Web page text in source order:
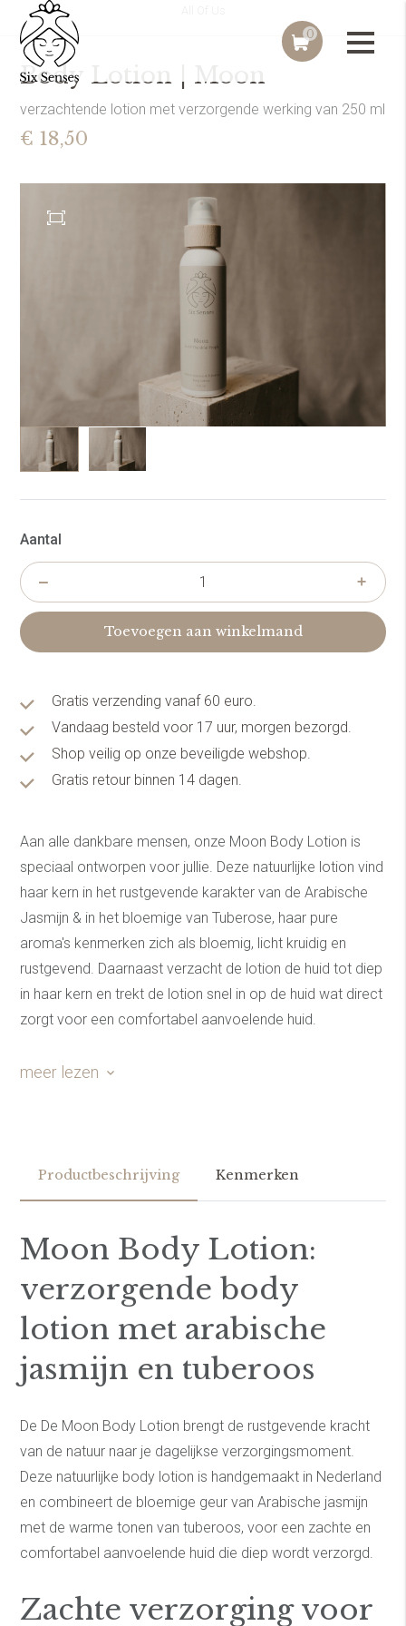
0
Body Lotion | Moon
verzachtende lotion met verzorgende werking van 250 ml
€ 18,50
Aantal
Toevoegen aan winkelmand
Gratis verzending vanaf 60 euro.
Vandaag besteld voor 17 uur, morgen bezorgd.
Shop veilig op onze beveiligde webshop.
Gratis retour binnen 14 dagen.
Aan alle dankbare mensen, onze Moon Body Lotion is
speciaal ontworpen voor jullie. Deze natuurlijke lotion vind
haar kern in het rustgevende karakter van de Arabische
Jasmijn & in het bloemige van Tuberose, haar pure
aroma's kenmerken zich als bloemig, licht kruidig en
rustgevend. Daarnaast verzacht de lotion de huid tot diep
in haar kern en trekt de lotion snel in op de huid wat direct
zorgt voor een comfortabel aanvoelende huid.
comfortabele en soepele huid. Breng rust in jouw huid
meer lezen
Productbeschrijving Kenmerken
Moon Body Lotion:
verzorgende body
lotion met arabische
jasmijn en tuberoos
De De Moon Body Lotion brengt de rustgevende kracht
van de natuur naar je dagelijkse verzorgingsmoment.
Deze natuurlijke body lotion is handgemaakt in Nederland
en combineert de bloemige geur van Arabische jasmijn
met de warme tonen van tuberoos, voor een zachte en
comfortabel aanvoelende huid die diep wordt verzorgd.
Zachte verzorging voor